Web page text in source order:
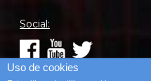
Social:
Uso de cookies